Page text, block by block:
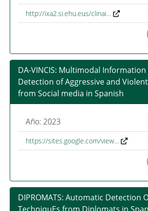
http://ixa2.si.ehu.eus/clinai…
DA-VINCIS: Multimodal
Detection of Aggressive and
from Social media in Spanish
Año: 2023
https://sites.google.com/view…
DIPROMATS: Automatic Detection